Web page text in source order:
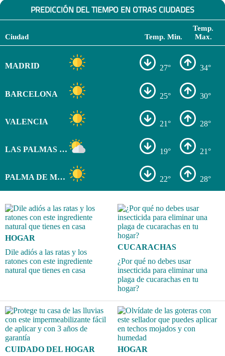
PREDICCIÓN DEL TIEMPO EN OTRAS CIUDADES
Ciudad Temp. Min.
Temp.
Max.
MADRID 27° 34°
BARCELONA 25° 30°
VALENCIA 21° 28°
LAS PALMAS DE GRAN CANARIA 19° 21°
PALMA DE MALLORCA 22° 28°
HOGAR
Dile adiós a las ratas y los
ratones con este ingrediente
natural que tienes en casa
CUCARACHAS
¿Por qué no debes usar
insecticida para eliminar una
plaga de cucarachas en tu
hogar?
CUIDADO DEL HOGAR
HOGAR